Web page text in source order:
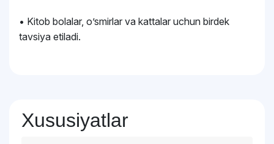
• Kitob bolalar, o’smirlar va kattalar uchun birdek
tavsiya etiladi.
Xususiyatlar